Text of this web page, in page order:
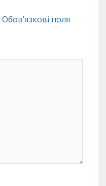
Обов’язкові поля